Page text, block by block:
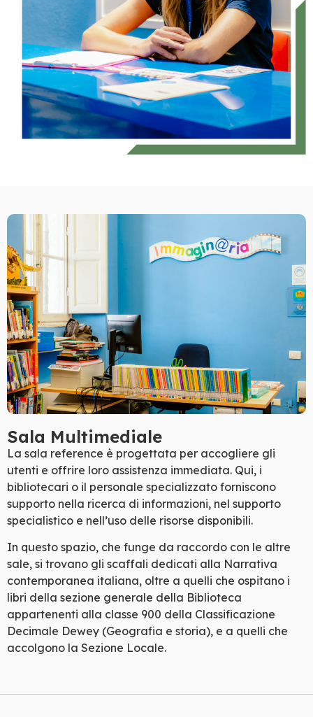
Sala Multimediale
La sala reference è progettata per accogliere gli
utenti e offrire loro assistenza immediata. Qui, i
bibliotecari o il personale specializzato forniscono
supporto nella ricerca di informazioni, nel supporto
specialistico e nell’uso delle risorse disponibili.
In questo spazio, che funge da raccordo con le altre
sale, si trovano gli scaffali dedicati alla Narrativa
contemporanea italiana, oltre a quelli che ospitano i
libri della sezione generale della Biblioteca
appartenenti alla classe 900 della Classificazione
Decimale Dewey (Geografia e storia), e a quelli che
accolgono la Sezione Locale.